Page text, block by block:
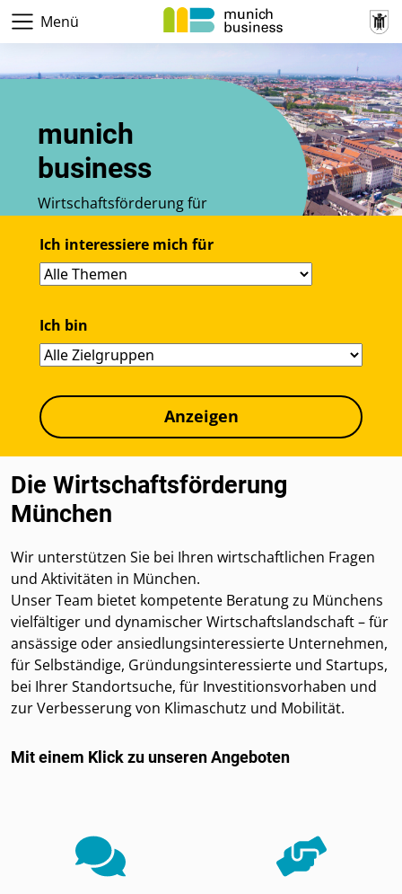
Menü
munich
business
Wirtschaftsförderung für
Ich interessiere mich für
Ich bin
Anzeigen
Die Wirtschaftsförderung
München
Wir unterstützen Sie bei Ihren wirtschaftlichen Fragen
und Aktivitäten in München.
Unser Team bietet kompetente Beratung zu Münchens
vielfältiger und dynamischer Wirtschaftslandschaft – für
ansässige oder ansiedlungsinteressierte Unternehmen,
für Selbständige, Gründungsinteressierte und Startups,
bei Ihrer Standortsuche, für Investitionsvorhaben und
zur Verbesserung von Klimaschutz und Mobilität.
Mit einem Klick zu unseren Angeboten